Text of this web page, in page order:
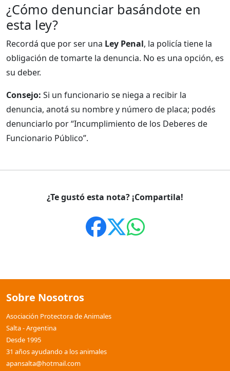
¿Cómo denunciar basándote en
esta ley?
Recordá que por ser una Ley Penal, la policía tiene la
obligación de tomarte la denuncia. No es una opción, es
su deber.
Consejo: Si un funcionario se niega a recibir la
denuncia, anotá su nombre y número de placa; podés
denunciarlo por “Incumplimiento de los Deberes de
Funcionario Público”.
¿Te gustó esta nota? ¡Compartila!
Sobre Nosotros
Asociación Protectora de Animales
Salta - Argentina
Desde 1995
31 años ayudando a los animales
apansalta@hotmail.com